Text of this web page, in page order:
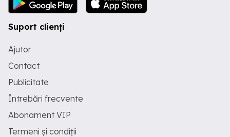
Suport clienți
Ajutor
Contact
Publicitate
Întrebări frecvente
Abonament VIP
Termeni și condiții